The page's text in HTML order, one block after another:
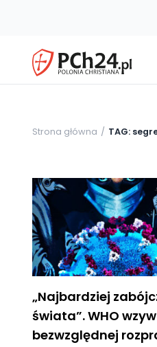
Strona główna TAG:
„Najbardziej
świata”. WHO
bezwzględnej